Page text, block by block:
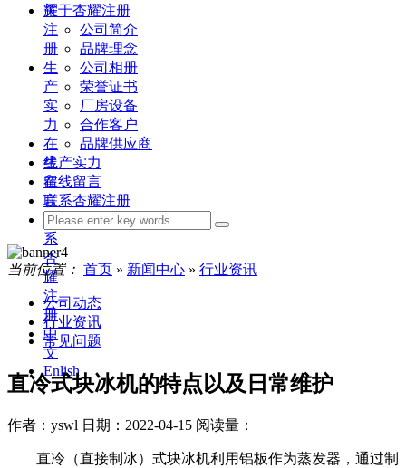
耀
注
册
生
产
实
力
在
线
留
言
联
系
杏
耀
注
册
中
文
Enlish
关于杏耀注册
公司简介
品牌理念
公司相册
荣誉证书
厂房设备
合作客户
品牌供应商
生产实力
在线留言
联系杏耀注册
当前位置： 首页 » 新闻中心 » 行业资讯
公司动态
行业资讯
常见问题
直冷式块冰机的特点以及日常维护
作者：yswl 日期：2022-04-15 阅读量：
直冷（直接制冰）式块冰机利用铝板作为蒸发器，通过制